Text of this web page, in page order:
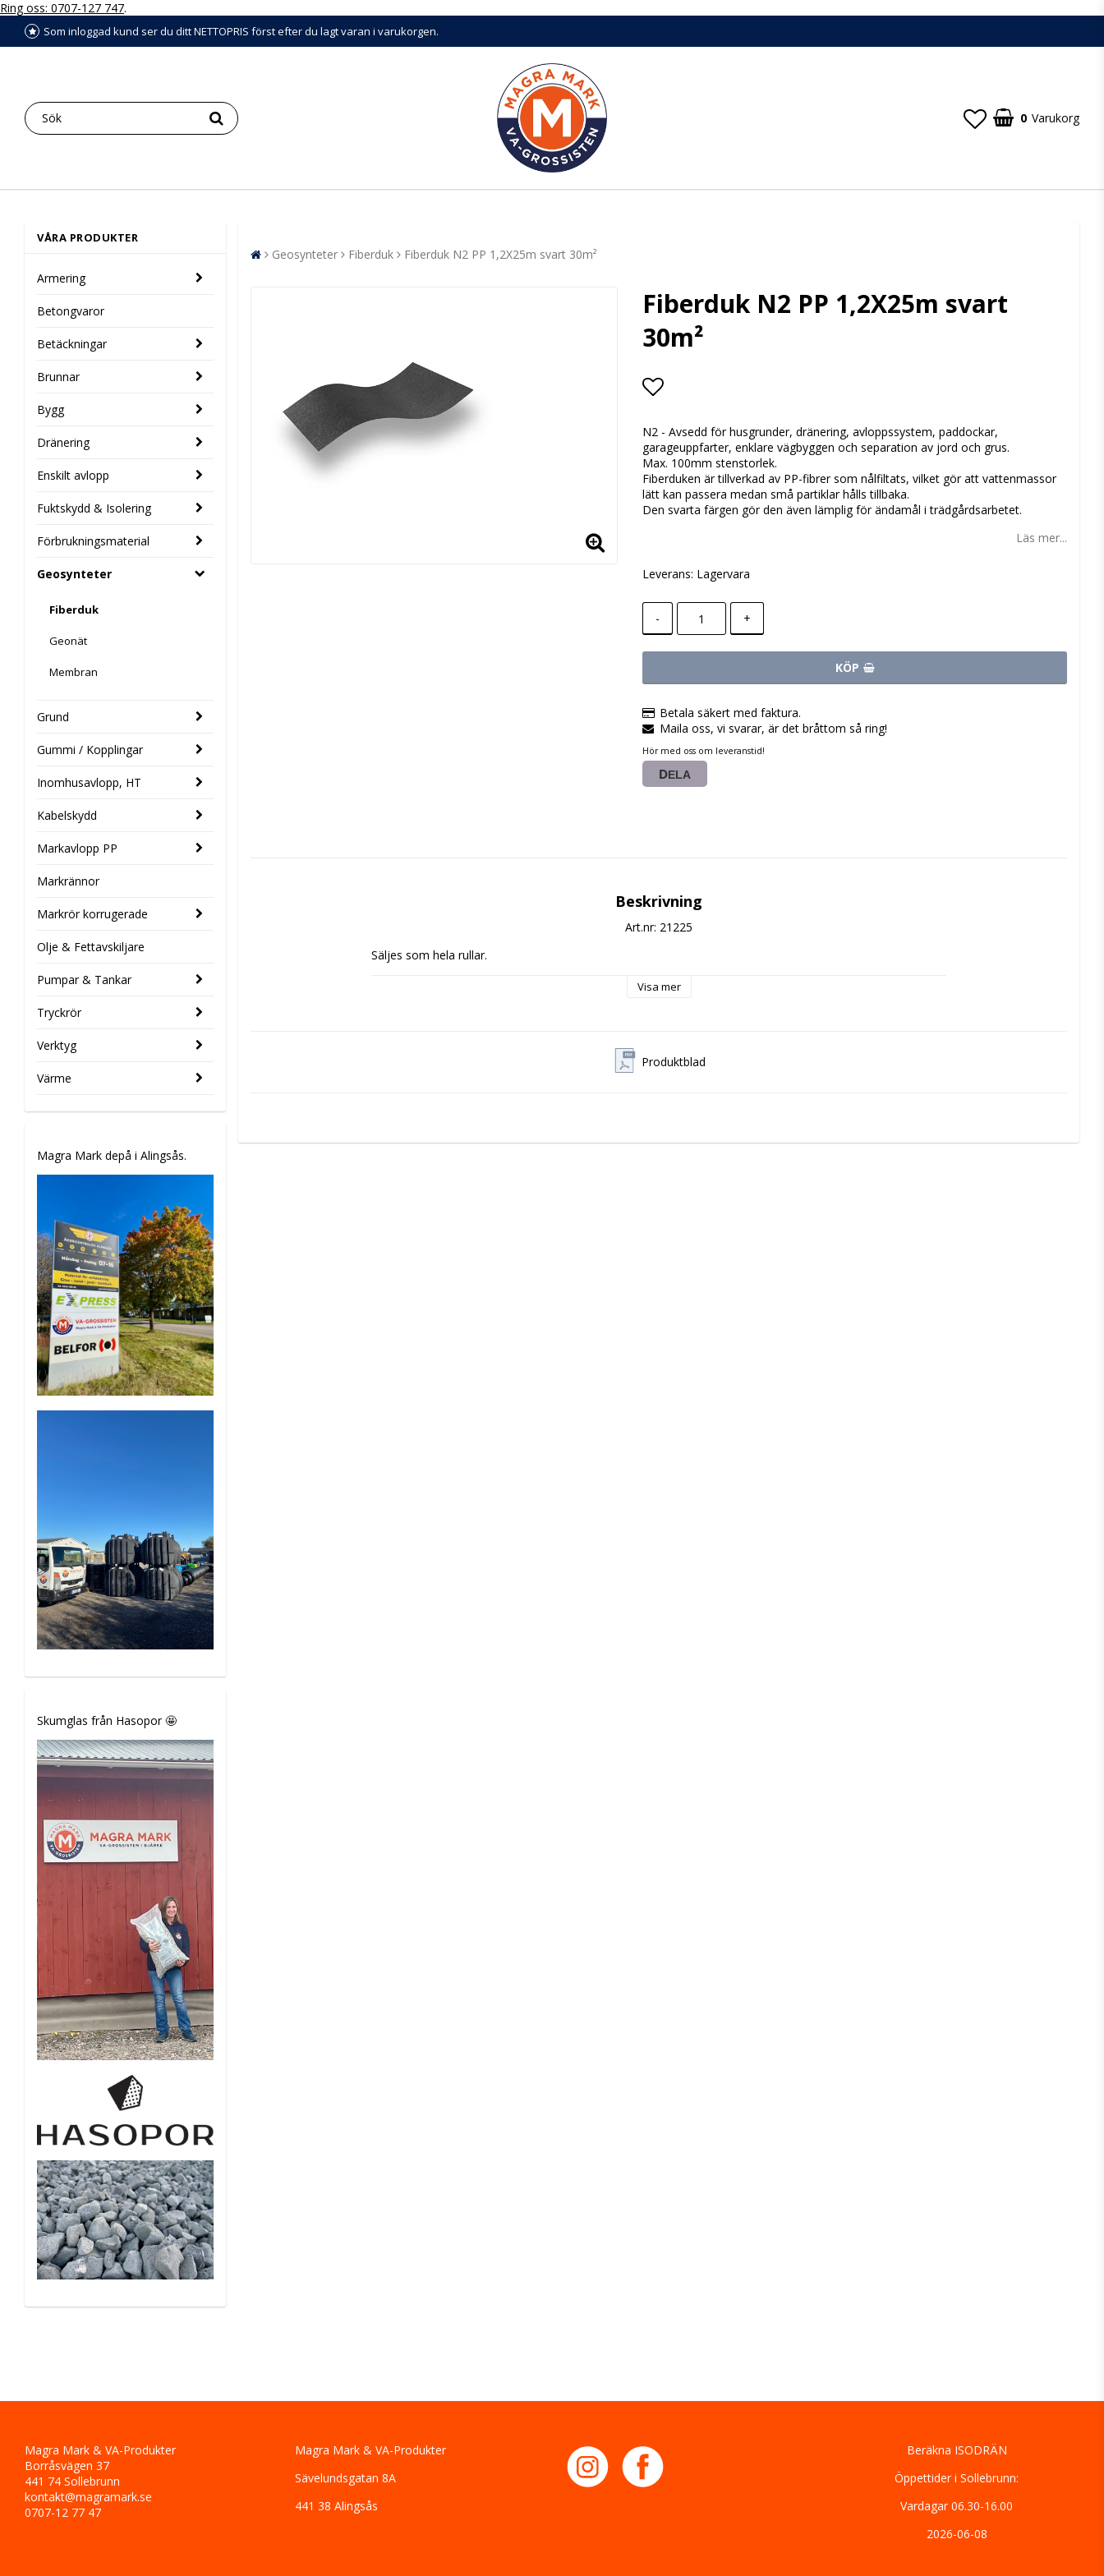
Ring oss: 0707-127 747.
Som inloggad kund ser du ditt NETTOPRIS först efter du lagt varan i varukorgen.
0 Varukorg
VÅRA PRODUKTER
Armering
Betongvaror
Betäckningar
Brunnar
Bygg
Dränering
Enskilt avlopp
Fuktskydd & Isolering
Förbrukningsmaterial
Geosynteter
Fiberduk
Geonät
Membran
Grund
Gummi / Kopplingar
Inomhusavlopp, HT
Kabelskydd
Markavlopp PP
Markrännor
Markrör korrugerade
Olje & Fettavskiljare
Pumpar & Tankar
Tryckrör
Verktyg
Värme
Magra Mark depå i Alingsås.
Skumglas från Hasopor 🤩
Geosynteter Fiberduk Fiberduk N2 PP 1,2X25m svart 30m²
Fiberduk N2 PP 1,2X25m svart
30m²
Lägg till i favoritlistan
N2 - Avsedd för husgrunder, dränering, avloppssystem, paddockar,
garageuppfarter, enklare vägbyggen och separation av jord och grus.
Max. 100mm stenstorlek.
Fiberduken är tillverkad av PP-fibrer som nålfiltats, vilket gör att vattenmassor
lätt kan passera medan små partiklar hålls tillbaka.
Den svarta färgen gör den även lämplig för ändamål i trädgårdsarbetet.
Läs mer...
Leverans: Lagervara
- +
KÖP
Betala säkert med faktura.
Maila oss, vi svarar, är det bråttom så ring!
Hör med oss om leveranstid!
DELA
Beskrivning
Art.nr: 21225
Säljes som hela rullar.
Visa mer
Produktblad
Magra Mark & VA-Produkter
Borråsvägen 37
441 74 Sollebrunn
kontakt@magramark.se
0707-12 77 47
Magra Mark & VA-Produkter
Sävelundsgatan 8A
441 38 Alingsås
Beräkna ISODRÄN
Öppettider i Sollebrunn:
Vardagar 06.30-16.00
2026-06-08